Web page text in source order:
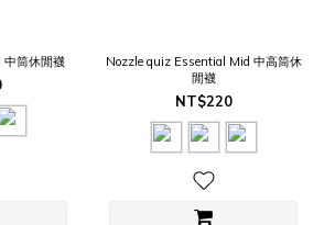
筒休閒襪
Nozzle quiz Essential Mid 中高筒休
閒襪
NT$220